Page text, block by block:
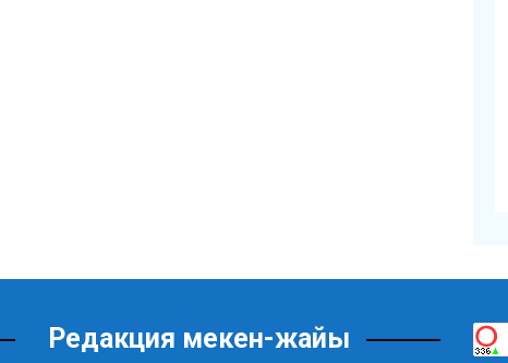
Редакция мекен-жайы